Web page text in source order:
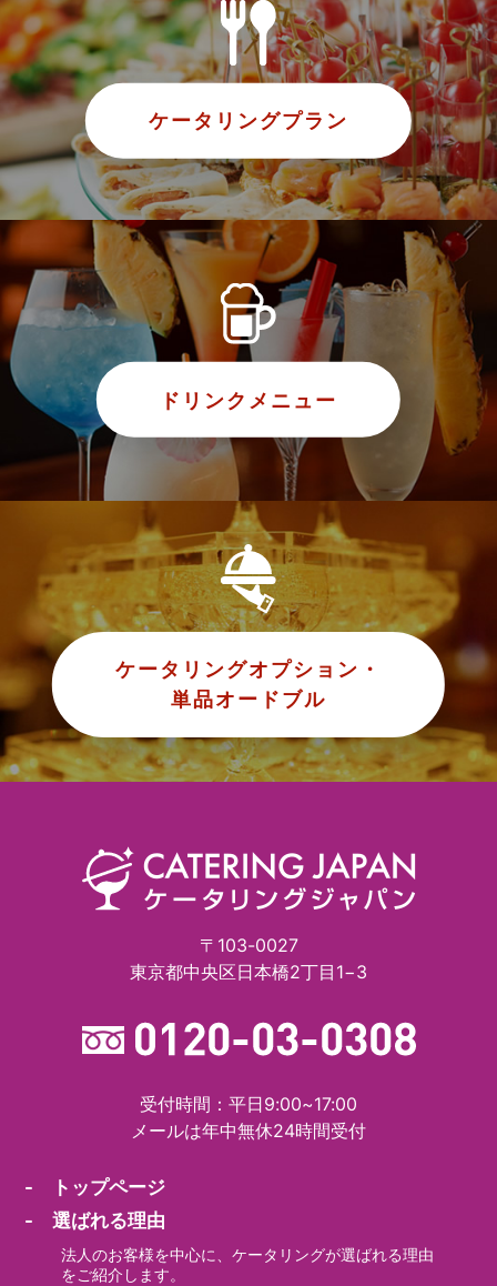
ケータリングプラン
ドリンクメニュー
ケータリングオプション・
単品オードブル
〒103-0027
東京都中央区日本橋2丁目1−3
受付時間：平日9:00~17:00
メールは年中無休24時間受付
- トップページ
- 選ばれる理由
法人のお客様を中心に、ケータリングが選ばれる理由
をご紹介します。